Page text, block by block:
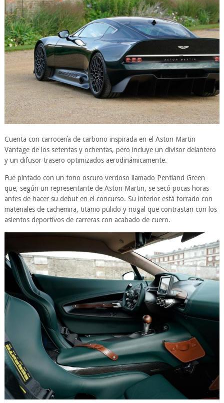
Cuenta con carrocería de carbono inspirada en el Aston Martin
Vantage de los setentas y ochentas, pero incluye un divisor delantero
y un difusor trasero optimizados aerodinámicamente.
Fue pintado con un tono oscuro verdoso llamado Pentland Green
que, según un representante de Aston Martin, se secó pocas horas
antes de hacer su debut en el concurso. Su interior está forrado con
materiales de cachemira, titanio pulido y nogal que contrastan con los
asientos deportivos de carreras con acabado de cuero.